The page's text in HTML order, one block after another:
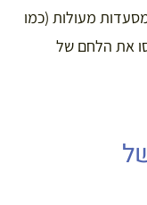
מעולות (כמו
את הלחם של